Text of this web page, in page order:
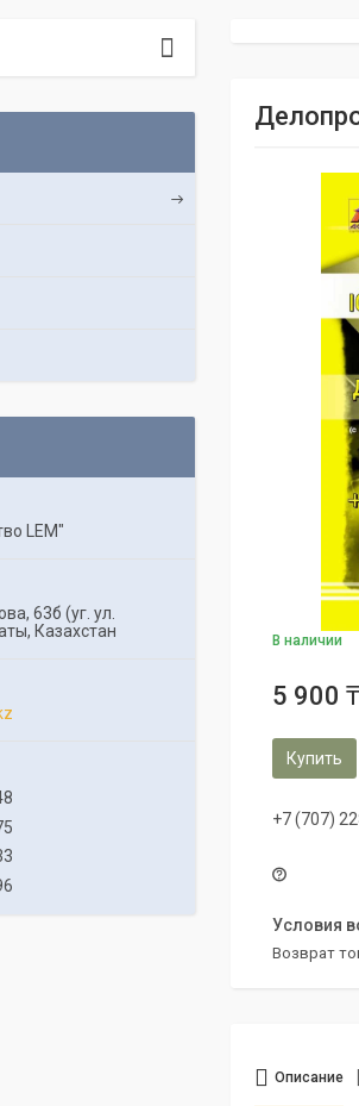
В наличии
5 900 ₸
Купить
+7 (707)
возврат
Описание
LEM"
63б (уг. ул.
Казахстан